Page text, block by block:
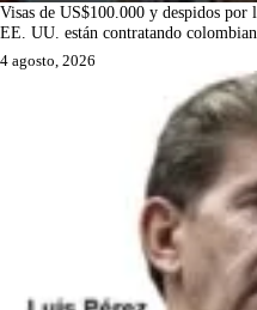
Visas de US$100.000 y despidos por
EE. UU. están contratando
4 agosto, 2026